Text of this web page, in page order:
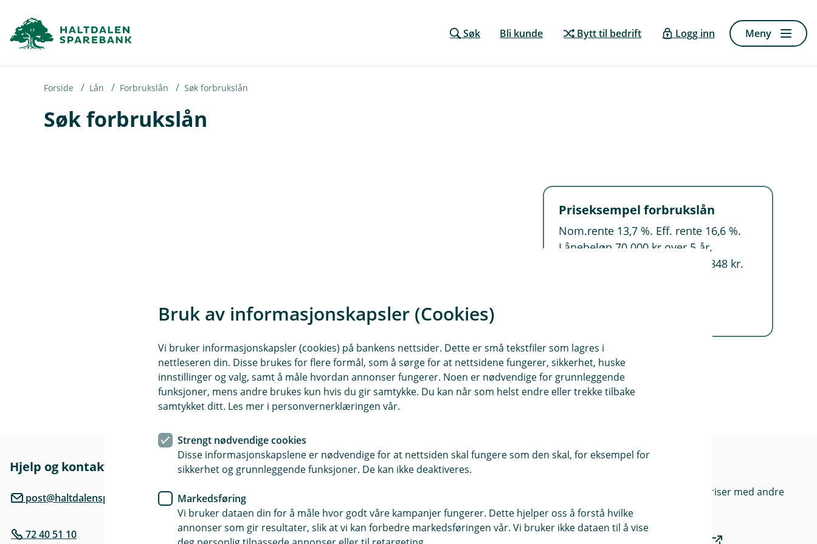
Søk Bli kunde Bytt til bedrift Logg inn Meny
Forside Lån Forbrukslån Søk forbrukslån
Søk forbrukslån
Priseksempel forbrukslån
Nom.rente 13,7 %. Eff. rente 16,6 %.
Lånebeløp 70 000 kr over 5 år.
Kostnad 30 848 kr. Totalt 100 848 kr.
Hjelp og kontakt
post@haltdalensparebank.no
72 40 51 10
Her finner du oss
Besøksadresse
Aunvegen 24, 7383 Haltdalen
Åpningstider
Om Haltdalen Sparebank
Om oss
Sammenlign våre priser med andre
selskaper på
Bruk av informasjonskapsler (Cookies)
Vi bruker informasjonskapsler (cookies) på bankens nettsider. Dette er små tekstfiler som lagres i
nettleseren din. Disse brukes for flere formål, som å sørge for at nettsidene fungerer, sikkerhet, huske
innstillinger og valg, samt å måle hvordan annonser fungerer. Noen er nødvendige for grunnleggende
funksjoner, mens andre brukes kun hvis du gir samtykke. Du kan når som helst endre eller trekke tilbake
samtykket ditt. Les mer i personvernerklæringen vår.
Strengt nødvendige cookies
Disse informasjonskapslene er nødvendige for at nettsiden skal fungere som den skal, for eksempel for
sikkerhet og grunnleggende funksjoner. De kan ikke deaktiveres.
Markedsføring
Vi bruker dataen din for å måle hvor godt våre kampanjer fungerer. Dette hjelper oss å forstå hvilke
annonser som gir resultater, slik at vi kan forbedre markedsføringen vår. Vi bruker ikke dataen til å vise